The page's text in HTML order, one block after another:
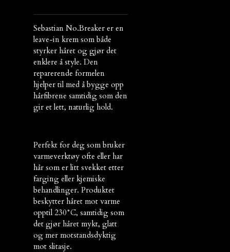
Sebastian No.Breaker er en
leave-in krem som både
styrker håret og gjør det
enklere å style. Den
reparerende formelen
hjelper til med å bygge opp
hårfibrene samtidig som den
gir et lett, naturlig hold.
Perfekt for deg som bruker
varmeverktøy ofte eller har
hår som er litt svekket etter
farging eller kjemiske
behandlinger. Produktet
beskytter håret mot varme
opptil 230°C, samtidig som
det gjør håret mykt, glatt
og mer motstandsdyktig
mot slitasje.